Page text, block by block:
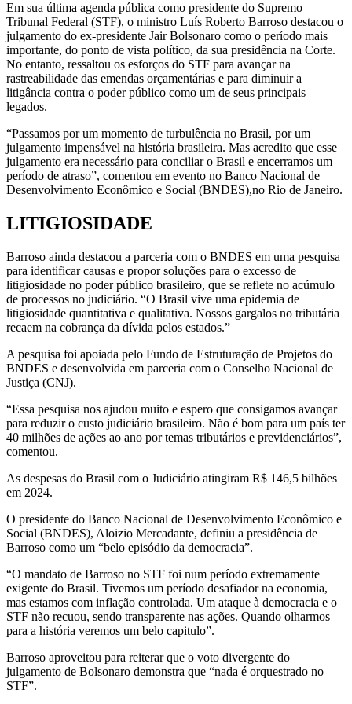
Em sua última agenda pública como presidente do Supremo
Tribunal Federal (STF), o ministro Luís Roberto Barroso destacou o
julgamento do ex-presidente Jair Bolsonaro como o período mais
importante, do ponto de vista político, da sua presidência na Corte.
No entanto, ressaltou os esforços do STF para avançar na
rastreabilidade das emendas orçamentárias e para diminuir a
litigância contra o poder público como um de seus principais
legados.
“Passamos por um momento de turbulência no Brasil, por um
julgamento impensável na história brasileira. Mas acredito que esse
julgamento era necessário para conciliar o Brasil e encerramos um
período de atraso”, comentou em evento no Banco Nacional de
Desenvolvimento Econômico e Social (BNDES),no Rio de Janeiro.
LITIGIOSIDADE
Barroso ainda destacou a parceria com o BNDES em uma pesquisa
para identificar causas e propor soluções para o excesso de
litigiosidade no poder público brasileiro, que se reflete no acúmulo
de processos no judiciário. “O Brasil vive uma epidemia de
litigiosidade quantitativa e qualitativa. Nossos gargalos no tributária
recaem na cobrança da dívida pelos estados.”
A pesquisa foi apoiada pelo Fundo de Estruturação de Projetos do
BNDES e desenvolvida em parceria com o Conselho Nacional de
Justiça (CNJ).
“Essa pesquisa nos ajudou muito e espero que consigamos avançar
para reduzir o custo judiciário brasileiro. Não é bom para um país ter
40 milhões de ações ao ano por temas tributários e previdenciários”,
comentou.
As despesas do Brasil com o Judiciário atingiram R$ 146,5 bilhões
em 2024.
O presidente do Banco Nacional de Desenvolvimento Econômico e
Social (BNDES), Aloizio Mercadante, definiu a presidência de
Barroso como um “belo episódio da democracia”.
“O mandato de Barroso no STF foi num período extremamente
exigente do Brasil. Tivemos um período desafiador na economia,
mas estamos com inflação controlada. Um ataque à democracia e o
STF não recuou, sendo transparente nas ações. Quando olharmos
para a história veremos um belo capitulo”.
Barroso aproveitou para reiterar que o voto divergente do
julgamento de Bolsonaro demonstra que “nada é orquestrado no
STF”.